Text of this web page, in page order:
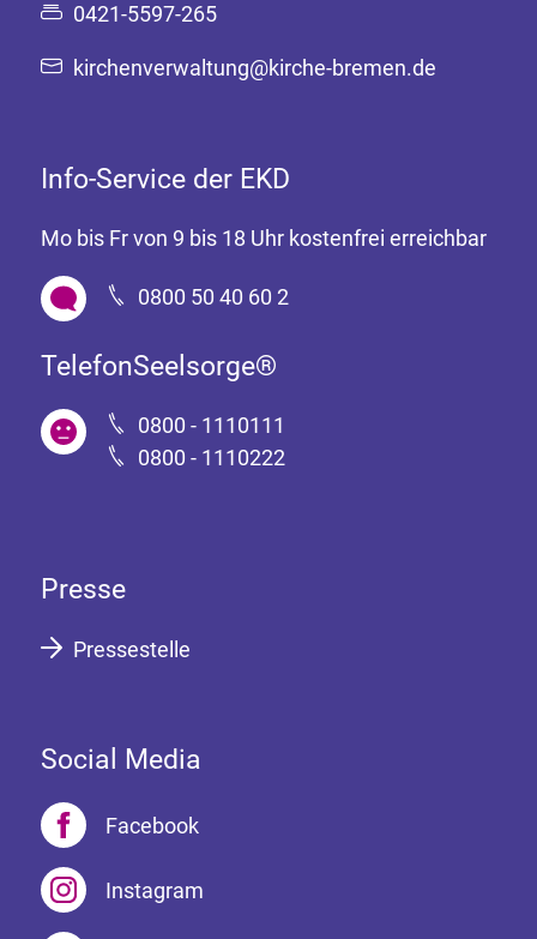
0421-5597-265
kirchenverwaltung@kirche-bremen.de
Info-Service der EKD
Mo bis Fr von 9 bis 18 Uhr kostenfrei erreichbar
0800 50 40 60 2
TelefonSeelsorge®
0800 - 1110111
0800 - 1110222
Presse
Pressestelle
Social Media
Facebook
Instagram